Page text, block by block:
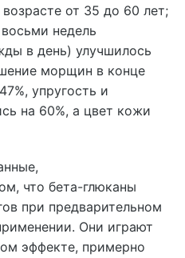
от 35 до 60 лет;
недель
в день) улучшилось
морщин в конце
упругость и
на 60%, а цвет кожи
что бета-глюканы
при предварительном
Они играют
эффекте, примерно